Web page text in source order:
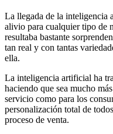
La llegada de la inteligencia
alivio para cualquier tipo de
resultaba bastante
tan real y con tantas
ella.
La inteligencia artificial ha
haciendo que sea mucho
servicio como para los
personalización total de
proceso de venta.